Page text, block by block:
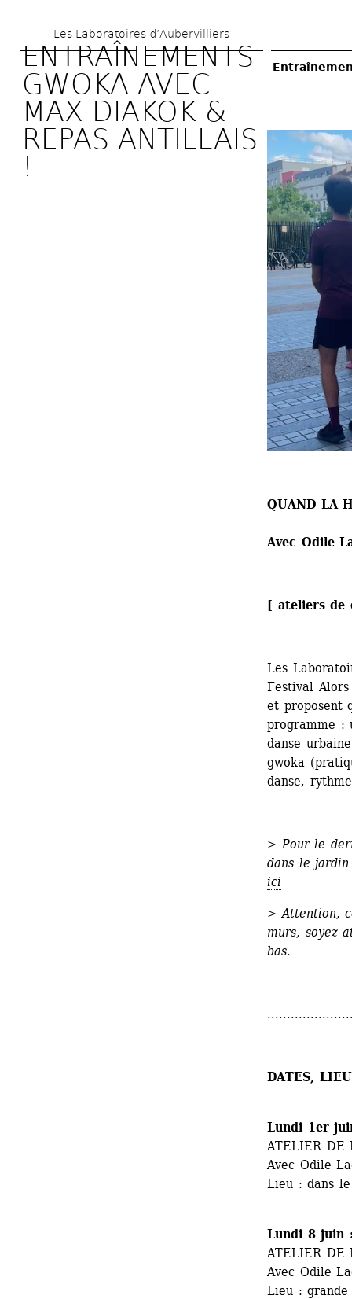
au
contenu
principal
Les Laboratoires d’Aubervilliers
ENTRAÎNEMENTS
GWOKA AVEC
MAX DIAKOK &
REPAS ANTILLAIS
!
QUAND LA
Avec Odile
[ ateliers de
Les
Festival
et proposent
programme :
danse
gwoka
danse,
> Pour le
dans le
ici
> Attention,
murs, soyez
bas.
DATES,
Lundi 1er
ATELIER DE
Avec Odile
Lieu : dans
Lundi 8 juin
ATELIER DE
Avec Odile
Lieu : grande